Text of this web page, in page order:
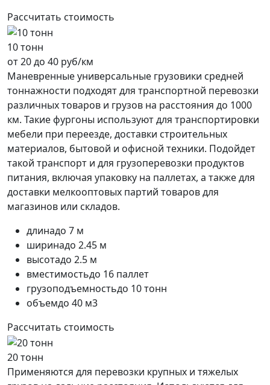
Рассчитать стоимость
10 тонн
от 20 до 40 руб/км
Маневренные универсальные грузовики средней
тоннажности подходят для транспортной перевозки
различных товаров и грузов на расстояния до 1000
км. Такие фургоны используют для транспортировки
мебели при переезде, доставки строительных
материалов, бытовой и офисной техники. Подойдет
такой транспорт и для грузоперевозки продуктов
питания, включая упаковку на паллетах, а также для
доставки мелкооптовых партий товаров для
магазинов или складов.
длинадо 7 м
ширинадо 2.45 м
высотадо 2.5 м
вместимостьдо 16 паллет
грузоподъемностьдо 10 тонн
объемдо 40 м3
Рассчитать стоимость
20 тонн
Применяются для перевозки крупных и тяжелых